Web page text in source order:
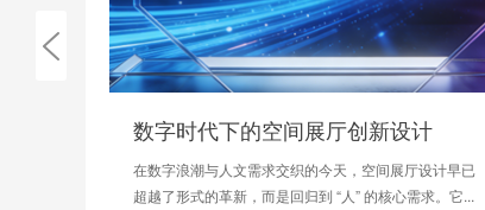
数字时代下的空间展厅创新设计
在数字浪潮与人文需求交织的今天，空间展厅设计早已
超越了形式的革新，而是回归到 “人” 的核心需求。它...